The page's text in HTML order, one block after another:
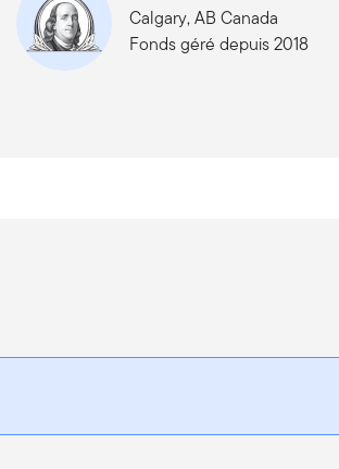
Calgary, AB Canada
Fonds géré depuis 2018